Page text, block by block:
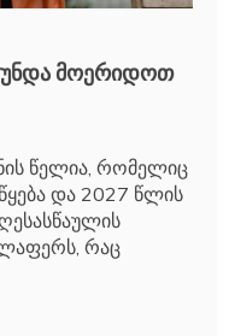
უნდა მოერიდოთ
წელია, რომელიც
და 2027 წლის
რაც